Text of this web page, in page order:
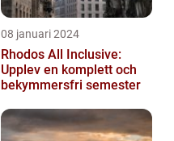
08 januari 2024
Rhodos All Inclusive:
Upplev en komplett och
bekymmersfri semester